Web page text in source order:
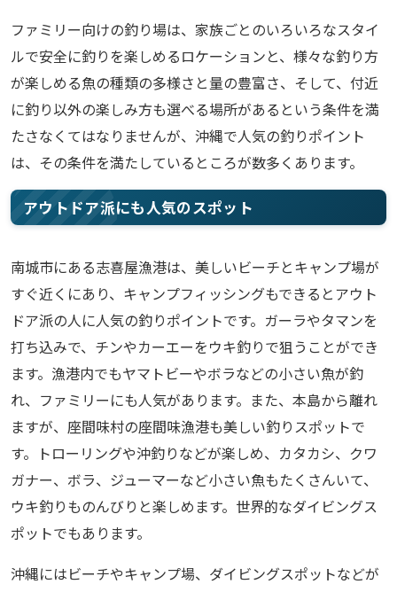
ファミリー向けの釣り場は、家族ごとのいろいろなスタイ
ルで安全に釣りを楽しめるロケーションと、様々な釣り方
が楽しめる魚の種類の多様さと量の豊富さ、そして、付近
に釣り以外の楽しみ方も選べる場所があるという条件を満
たさなくてはなりませんが、沖縄で人気の釣りポイント
は、その条件を満たしているところが数多くあります。
アウトドア派にも人気のスポット
南城市にある志喜屋漁港は、美しいビーチとキャンプ場が
すぐ近くにあり、キャンプフィッシングもできるとアウト
ドア派の人に人気の釣りポイントです。ガーラやタマンを
打ち込みで、チンやカーエーをウキ釣りで狙うことができ
ます。漁港内でもヤマトビーやボラなどの小さい魚が釣
れ、ファミリーにも人気があります。また、本島から離れ
ますが、座間味村の座間味漁港も美しい釣りスポットで
す。トローリングや沖釣りなどが楽しめ、カタカシ、クワ
ガナー、ボラ、ジューマーなど小さい魚もたくさんいて、
ウキ釣りものんびりと楽しめます。世界的なダイビングス
ポットでもあります。
沖縄にはビーチやキャンプ場、ダイビングスポットなどが